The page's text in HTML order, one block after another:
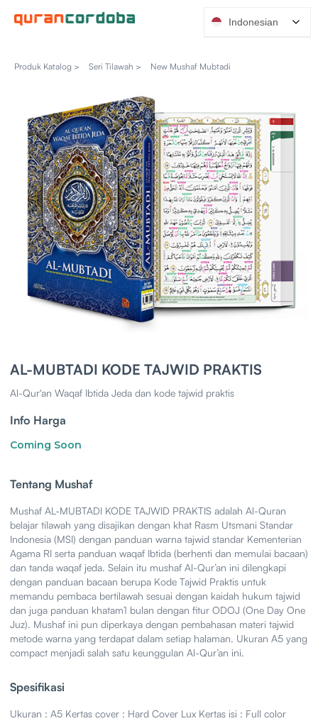
Produk Katalog > Seri Tilawah > New Mushaf Mubtadi
AL-MUBTADI KODE TAJWID PRAKTIS
Al-Qur'an Waqaf Ibtida Jeda dan kode tajwid praktis
Info Harga
Coming Soon
Tentang Mushaf
Mushaf AL-MUBTADI KODE TAJWID PRAKTIS adalah Al-Quran
belajar tilawah yang disajikan dengan khat Rasm Utsmani Standar
Indonesia (MSI) dengan panduan warna tajwid standar Kementerian
Agama RI serta panduan waqaf Ibtida (berhenti dan memulai bacaan)
dan tanda waqaf jeda. Selain itu mushaf Al-Qur’an ini dilengkapi
dengan panduan bacaan berupa Kode Tajwid Praktis untuk
memandu pembaca bertilawah sesuai dengan kaidah hukum tajwid
dan juga panduan khatam1 bulan dengan fitur ODOJ (One Day One
Juz). Mushaf ini pun diperkaya dengan pembahasan materi tajwid
metode warna yang terdapat dalam setiap halaman. Ukuran A5 yang
compact menjadi salah satu keunggulan Al-Qur’an ini.
Spesifikasi
Ukuran : A5 Kertas cover : Hard Cover Lux Kertas isi : Full color
Indonesian